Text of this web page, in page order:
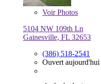
VoirPhotos
5104 NW 109th Ln
Gainesville, FL 32653
(386) 518-2541
Ouvert aujourd'hui